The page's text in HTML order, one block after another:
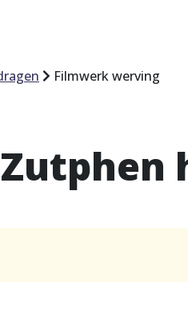
Filmwerk werving